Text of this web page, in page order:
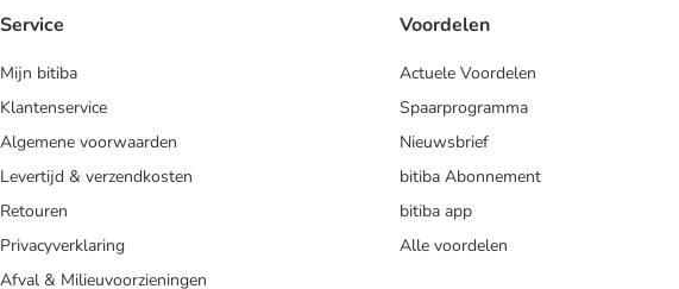
Service
Mijn bitiba
Klantenservice
Algemene voorwaarden
Levertijd & verzendkosten
Retouren
Privacyverklaring
Afval & Milieuvoorzieningen
Voordelen
Actuele Voordelen
Spaarprogramma
Nieuwsbrief
bitiba Abonnement
bitiba app
Alle voordelen